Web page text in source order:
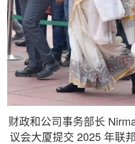
财政和公司事务部长
议会大厦提交 2025 年联